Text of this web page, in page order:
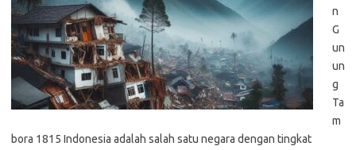
n
G
un
un
g
Ta
m
bora 1815 Indonesia adalah salah satu negara dengan tingkat